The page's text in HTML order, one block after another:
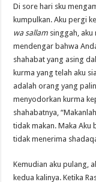
Di sore hari sku
kumpulkan. Aku pergi
wa sallam singgah, aku
mendengar bahwa
shahabat yang asing
kurma yang telah aku
adalah orang yang
menyodorkan kurma
shahabatnya,
tidak makan. Maka Aku
tidak menerima
Kemudian aku pulang,
kedua kalinya. Ketika